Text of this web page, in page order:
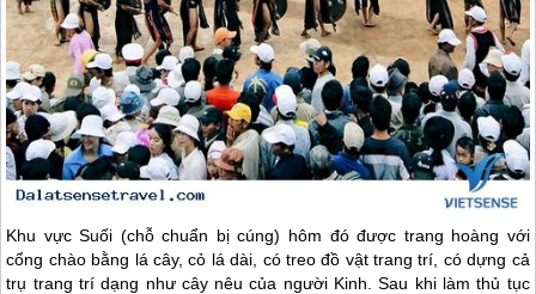
Khu vực Suối (chỗ chuẩn bị cúng) hôm đó được trang hoàng với
cổng chào bằng lá cây, cỏ lá dài, có treo đồ vật trang trí, có dựng cả
trụ trang trí dạng như cây nêu của người Kinh. Sau khi làm thủ tục